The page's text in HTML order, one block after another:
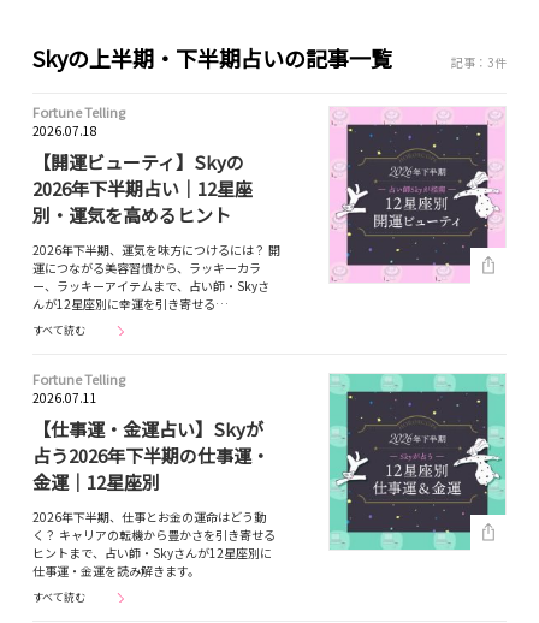
Skyの上半期・下半期占いの記事一覧 記事：3件
Fortune Telling
2026.07.18
【開運ビューティ】Skyの
2026年下半期占い｜12星座
別・運気を高めるヒント
2026年下半期、運気を味方につけるには？ 開
運につながる美容習慣から、ラッキーカラ
ー、ラッキーアイテムまで、占い師・Skyさ
んが12星座別に幸運を引き寄せる…
すべて読む
Fortune Telling
2026.07.11
【仕事運・金運占い】Skyが
占う2026年下半期の仕事運・
金運｜12星座別
2026年下半期、仕事とお金の運命はどう動
く？ キャリアの転機から豊かさを引き寄せる
ヒントまで、占い師・Skyさんが12星座別に
仕事運・金運を読み解きます。
すべて読む